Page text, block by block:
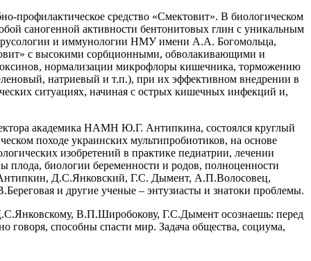
профилактическое средство «Смектовит». В биологическом
саногенной активности бентонитовых глин с уникальным
и иммунологии НМУ имени А.А. Богомольца,
с высокими сорбционными, обволакивающими и
нормализации микрофлоры кишечника, торможению
натриевый и т.п.), при их эффективном внедрении в
ситуациях, начиная с острых кишечных инфекций и,
академика НАМН Ю.Г. Антипкина, состоялся круглый
походе украинских мультипробиотиков, на основе
изобретений в практике педиатрии, лечении
плода, биологии беременности и родов, полноценности
Д.С.Янковский, Г.С. Дымент, А.П.Волосовец,
и другие ученые – энтузиасты и знатоки проблемы.
В.П.Широбокову, Г.С.Дымент осознаешь: перед
говоря, способны спасти мир. Задача общества, социума,